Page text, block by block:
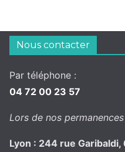
Nous contacter
Par téléphone :
04 72 00 23 57
Lors de nos
Lyon : 244 rue